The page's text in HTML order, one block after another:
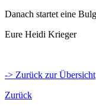
Danach startet eine
Eure Heidi Krieger
-> Zurück zur Übersicht
Zurück